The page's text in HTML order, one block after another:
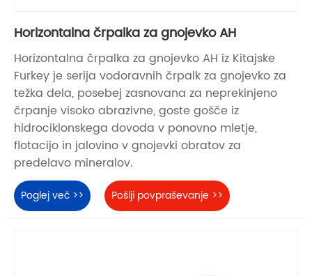
Horizontalna črpalka za gnojevko AH
Horizontalna črpalka za gnojevko AH iz Kitajske
Furkey je serija vodoravnih črpalk za gnojevko za
težka dela, posebej zasnovana za neprekinjeno
črpanje visoko abrazivne, goste gošče iz
hidrociklonskega dovoda v ponovno mletje,
flotacijo in jalovino v gnojevki obratov za
predelavo mineralov.
Poglej več >> Pošlji povpraševanje >>